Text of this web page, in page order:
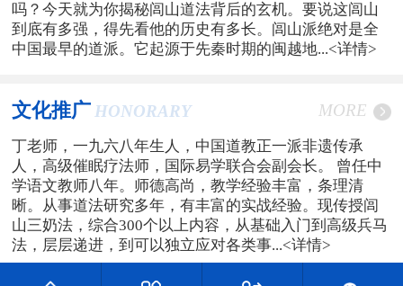
吗？今天就为你揭秘闾山道法背后的玄机。要说这闾山
到底有多强，得先看他的历史有多长。闾山派绝对是全
中国最早的道派。它起源于先秦时期的闽越地...<详情>
文化推广 HONORARY MORE
丁老师，一九六八年生人，中国道教正一派非遗传承
人，高级催眠疗法师，国际易学联合会副会长。 曾任中
学语文教师八年。师德高尚，教学经验丰富，条理清
晰。从事道法研究多年，有丰富的实战经验。现传授闾
山三奶法，综合300个以上内容，从基础入门到高级兵马
法，层层递进，到可以独立应对各类事...<详情>